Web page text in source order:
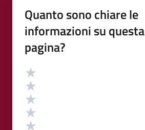
Quanto sono chiare le
informazioni su questa
pagina?
Valutazione